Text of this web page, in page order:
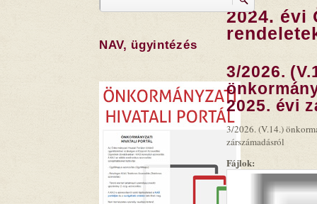
NAV, ügyintézés
2024. évi
3/2026.
2025. évi
3/2026. (V.14.)
zárszámadásról
Fájlok: